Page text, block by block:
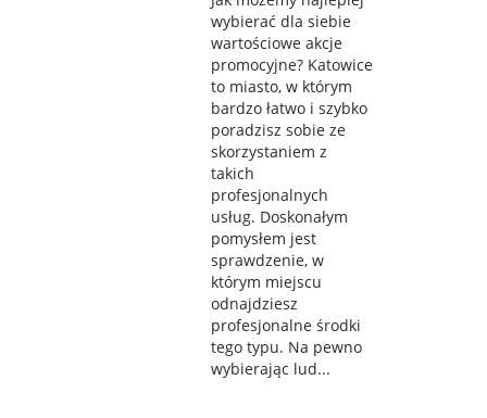
wybierać dla siebie
wartościowe akcje
promocyjne? Katowice
to miasto, w którym
bardzo łatwo i szybko
poradzisz sobie ze
skorzystaniem z
takich
profesjonalnych
usług. Doskonałym
pomysłem jest
sprawdzenie, w
którym miejscu
odnajdziesz
profesjonalne środki
tego typu. Na pewno
wybierając lud...